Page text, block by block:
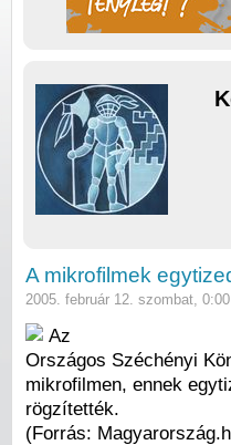
A mikrofilmek
2005. február 12. szombat, 0:00
Az
Országos Széchényi
mikrofilmen, ennek
rögzítették.
(Forrás: